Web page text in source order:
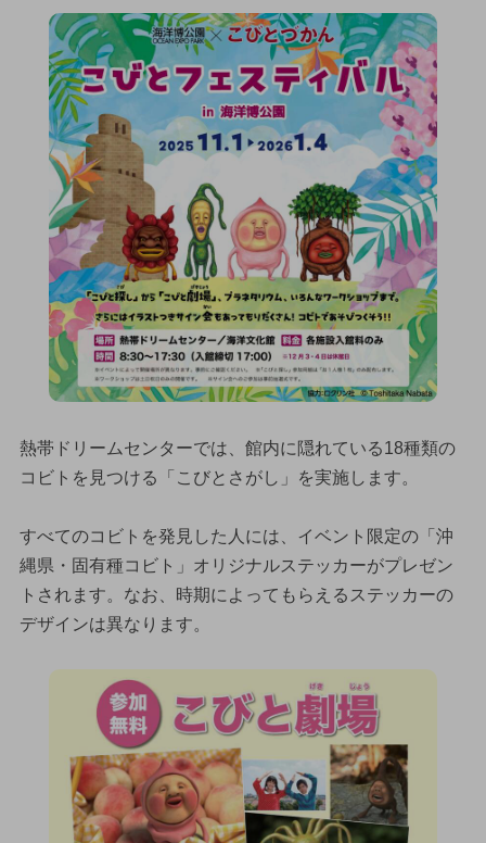
熱帯ドリームセンターでは、館内に隠れている18種類の
コビトを見つける「こびとさがし」を実施します。
すべてのコビトを発見した人には、イベント限定の「沖
縄県・固有種コビト」オリジナルステッカーがプレゼン
トされます。なお、時期によってもらえるステッカーの
デザインは異なります。